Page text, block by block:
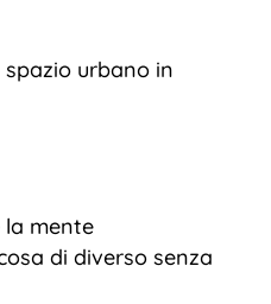
urbano in
la mente
di diverso senza